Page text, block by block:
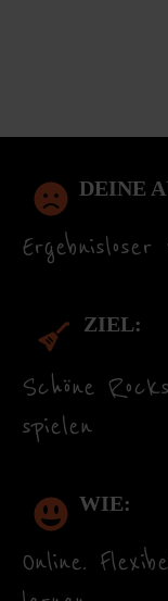
DEINE
ZIEL:
Schöne
spielen
WIE:
Online.